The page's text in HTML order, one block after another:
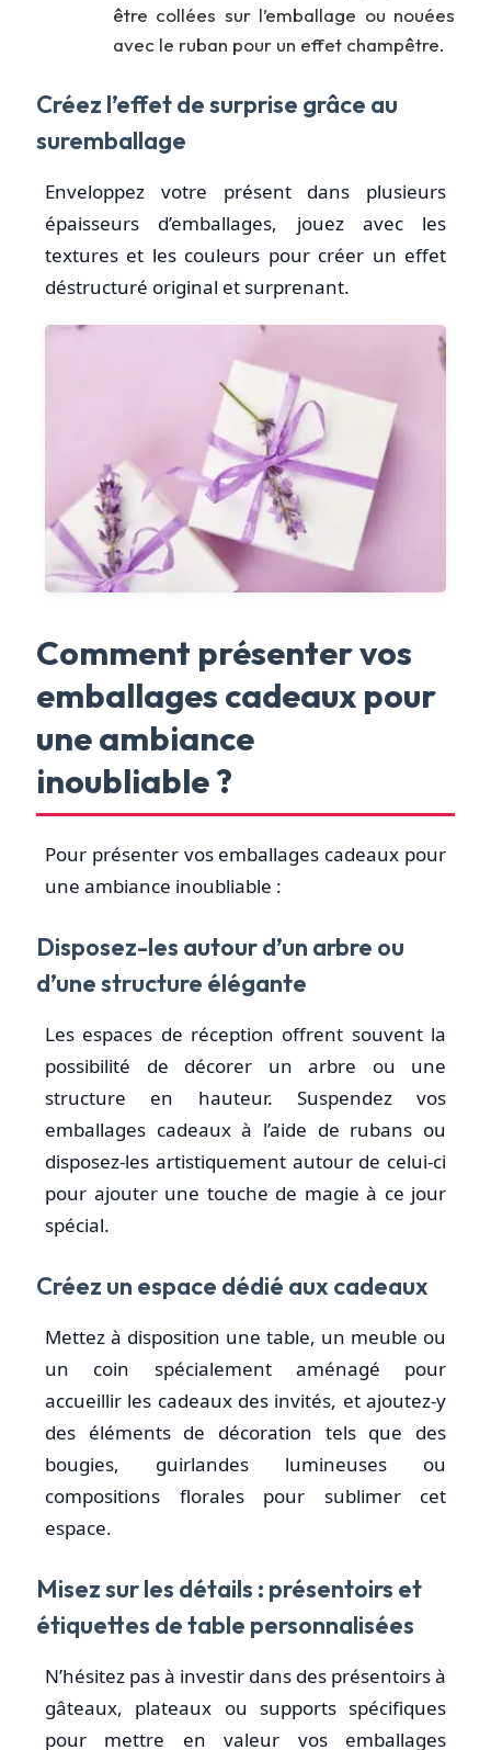
être collées sur l’emballage ou nouées
avec le ruban pour un effet champêtre.
Créez l’effet de surprise grâce au
suremballage
Enveloppez votre présent dans plusieurs
épaisseurs d’emballages, jouez avec les
textures et les couleurs pour créer un effet
déstructuré original et surprenant.
Comment présenter vos
emballages cadeaux pour
une ambiance
inoubliable ?
Pour présenter vos emballages cadeaux pour
une ambiance inoubliable :
Disposez-les autour d’un arbre ou
d’une structure élégante
Les espaces de réception offrent souvent la
possibilité de décorer un arbre ou une
structure en hauteur. Suspendez vos
emballages cadeaux à l’aide de rubans ou
disposez-les artistiquement autour de celui-ci
pour ajouter une touche de magie à ce jour
spécial.
Créez un espace dédié aux cadeaux
Mettez à disposition une table, un meuble ou
un coin spécialement aménagé pour
accueillir les cadeaux des invités, et ajoutez-y
des éléments de décoration tels que des
bougies, guirlandes lumineuses ou
compositions florales pour sublimer cet
espace.
Misez sur les détails : présentoirs et
étiquettes de table personnalisées
N’hésitez pas à investir dans des présentoirs à
gâteaux, plateaux ou supports spécifiques
pour mettre en valeur vos emballages